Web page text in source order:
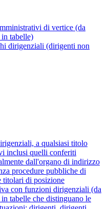
di vertice (da
tabelle)
dirigenziali (dirigenti non
a qualsiasi titolo
inclusi quelli conferiti
dall'organo di indirizzo
procedure pubbliche di
titolari di posizione
con funzioni dirigenziali (da
tabelle che distinguano le